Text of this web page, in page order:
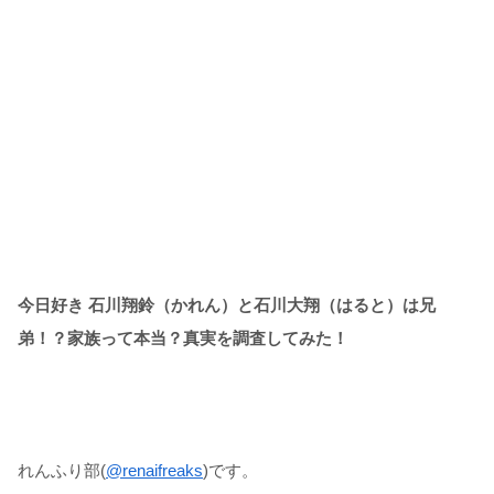
今日好き 石川翔鈴（かれん）と石川大翔（はると）は兄
弟！？家族って本当？真実を調査してみた！
れんふり部(@renaifreaks)です。